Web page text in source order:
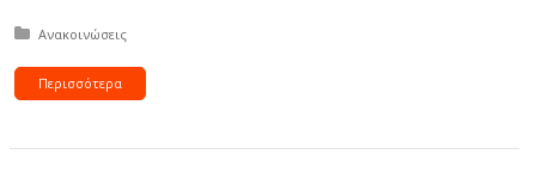
Δημοσιεύτηκε σε:
Ανακοινώσεις
Περισσότερα